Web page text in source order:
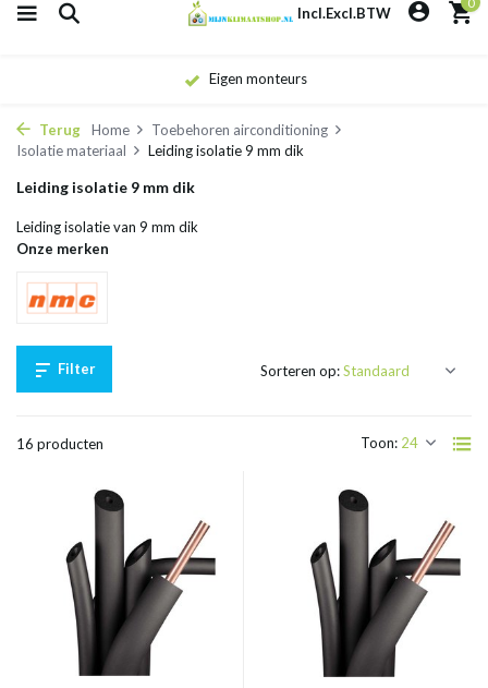
Incl.Excl.BTW
Eigen monteurs
Terug Home
Toebehoren airconditioning
Isolatie materiaal
Leiding isolatie 9 mm dik
Leiding isolatie 9 mm dik
Leiding isolatie van 9 mm dik
Onze merken
Filter
16 producten Toon:
Sorteren op: